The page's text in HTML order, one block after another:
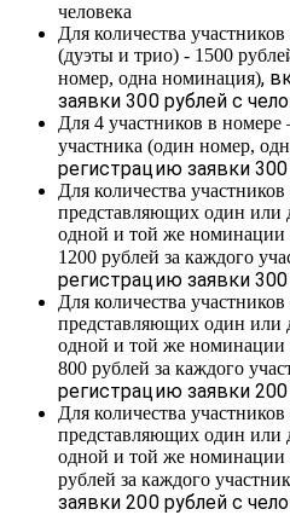
человека
Для количества
(дуэты и трио) - 1500
номер, одна номинация),
заявки 300 рублей с
Для 4 участников в номере
участника (один номер,
регистрацию заявки
Для количества
представляющих один или
одной и той же номинации
1200 рублей за каждого
регистрацию заявки
Для количества
представляющих один или
одной и той же номинации
800 рублей за каждого
регистрацию заявки
Для количества
представляющих один или
одной и той же номинации
рублей за каждого
заявки 200 рублей с